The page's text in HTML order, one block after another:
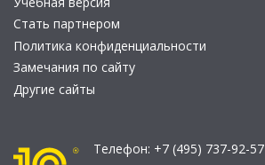
Стать партнером
Политика конфиденциальности
Замечания по сайту
Другие сайты
Телефон: +7 (495) 737-92-57